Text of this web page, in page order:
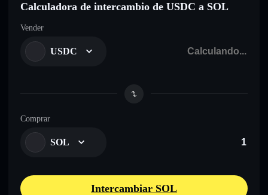
Calculadora de intercambio de USDC a SOL
Vender
USDC
Comprar
SOL
Intercambiar SOL